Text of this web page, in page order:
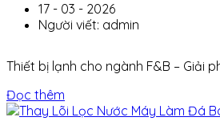
17 - 03 - 2026
Người viết: admin
Thiết bị lạnh cho ngành F&B – Giải
Đọc thêm